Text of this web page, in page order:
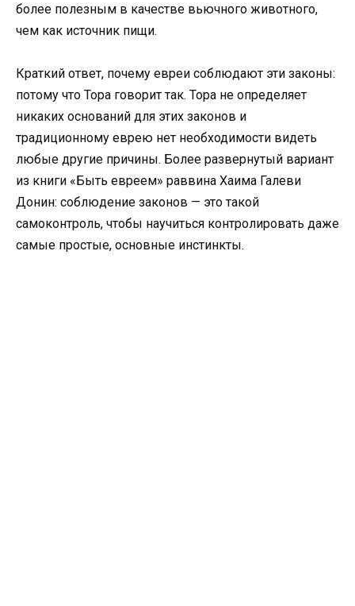
более полезным в качестве вьючного животного,
чем как источник пищи.
Краткий ответ, почему евреи соблюдают эти законы:
потому что Тора говорит так. Тора не определяет
никаких оснований для этих законов и
традиционному еврею нет необходимости видеть
любые другие причины. Более развернутый вариант
из книги «Быть евреем» раввина Хаима Галеви
Донин: соблюдение законов — это такой
самоконтроль, чтобы научиться контролировать даже
самые простые, основные инстинкты.